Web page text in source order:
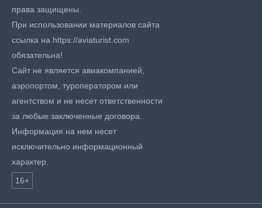
права защищены.
При использовании материалов сайта
ссылка на https://aviaturist.com
обязательна!
Сайт не является авиакомпанией,
аэропортом, туроператором или
агентством и не несет ответственности
за любые заключенные договора.
Информация на нем несет
исключительно информационный
характер.
16+